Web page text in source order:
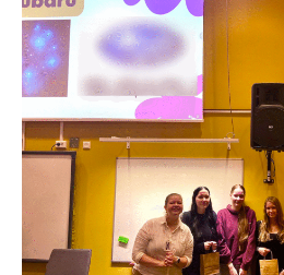
Õpilasesindus
Kontaktid
Tööpakkumised